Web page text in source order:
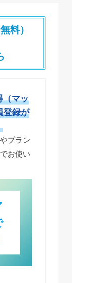
料）
（マッ
登録が
プラン
お使い